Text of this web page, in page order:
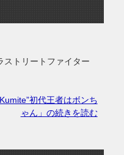
ストリートファイター
初代王者はボンち
ゃん」の続きを読む